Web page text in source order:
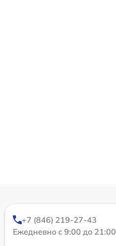
+7 (846) 219-27-43
Ежедневно с 9:00 до 21:00